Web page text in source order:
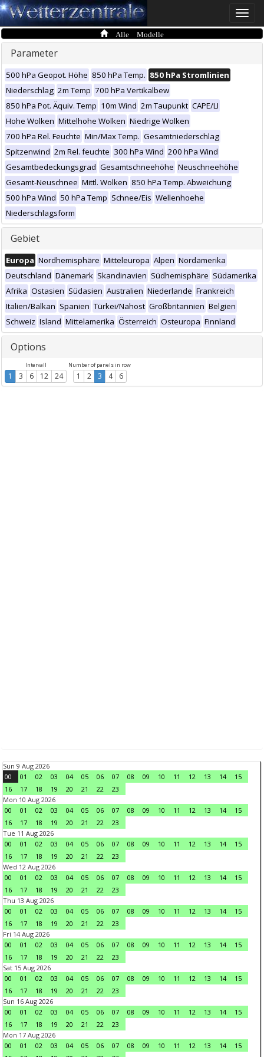
Toggle
Alle Modelle
Parameter
500 hPa Geopot. Höhe 850 hPa Temp. 850 hPa Stromlinien
Niederschlag 2m Temp 700 hPa Vertikalbew
850 hPa Pot. Äquiv. Temp 10m Wind 2m Taupunkt CAPE/LI
Hohe Wolken Mittelhohe Wolken Niedrige Wolken
700 hPa Rel. Feuchte Min/Max Temp. Gesamtniederschlag
Spitzenwind 2m Rel. feuchte 300 hPa Wind 200 hPa Wind
Gesamtbedeckungsgrad Gesamtschneehöhe Neuschneehöhe
Gesamt-Neuschnee Mittl. Wolken 850 hPa Temp. Abweichung
500 hPa Wind 50 hPa Temp Schnee/Eis Wellenhoehe
Niederschlagsform
Gebiet
Europa Nordhemisphäre Mitteleuropa Alpen Nordamerika
Deutschland Dänemark Skandinavien Südhemisphäre Südamerika
Afrika Ostasien Südasien Australien Niederlande Frankreich
Italien/Balkan Spanien Türkei/Nahost Großbritannien Belgien
Schweiz Island Mittelamerika Österreich Osteuropa Finnland
Options
Intervall
1 3 6 12 24
Number of panels in row
1 2 3 4 6
Sun 9 Aug 2026
00
01 02 03 04 05 06 07 08 09 10 11 12 13 14
15
16
17 18 19 20 21 22
23
Mon 10 Aug 2026
00
01 02 03 04 05 06 07 08 09 10 11 12 13 14
15
16
17 18 19 20 21 22
23
Tue 11 Aug 2026
00
01 02 03 04 05 06 07 08 09 10 11 12 13 14
15
16
17 18 19 20 21 22
23
Wed 12 Aug 2026
00
01 02 03 04 05 06 07 08 09 10 11 12 13 14
15
16
17 18 19 20 21 22
23
Thu 13 Aug 2026
00
01 02 03 04 05 06 07 08 09 10 11 12 13 14
15
16
17 18 19 20 21 22
23
Fri 14 Aug 2026
00
01 02 03 04 05 06 07 08 09 10 11 12 13 14
15
16
17 18 19 20 21 22
23
Sat 15 Aug 2026
00
01 02 03 04 05 06 07 08 09 10 11 12 13 14
15
16
17 18 19 20 21 22
23
Sun 16 Aug 2026
00
01 02 03 04 05 06 07 08 09 10 11 12 13 14
15
16
17 18 19 20 21 22
23
Mon 17 Aug 2026
00
01 02 03 04 05 06 07 08 09 10 11 12 13 14
15